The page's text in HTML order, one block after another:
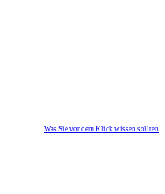
Was Sie vor dem Klick wissen sollten